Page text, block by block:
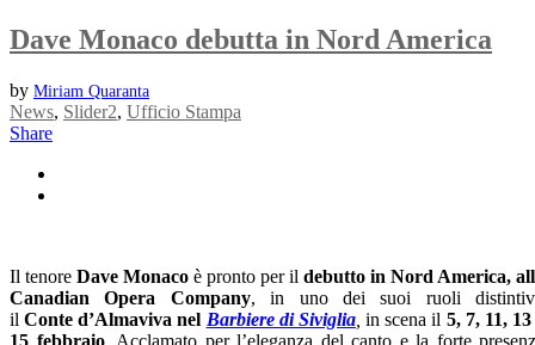
Dave Monaco debutta in Nord America
by Miriam Quaranta
News, Slider2, Ufficio Stampa
Share
Il tenore Dave Monaco è pronto per il debutto in Nord America,
Canadian Opera Company, in uno dei suoi ruoli
ilConted’Almaviva nel Barbiere di Siviglia,in scena il 5, 7, 11, 13
15 febbraio. Acclamato per l’eleganza del canto e la forte